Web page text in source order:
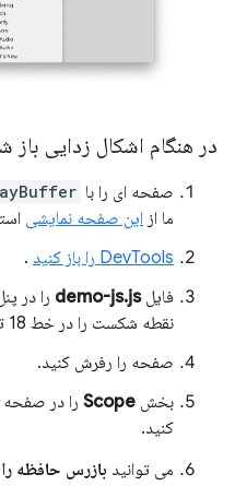
در هنگام اشکال زدایی باز
صفحه ای را با JavaScript
ما از این صفحه نمایشی
DevTools را باز کنید
.
فایلdemo-js.js را در
نقطه شکست را در خط 18 تنظیم کنید.
صفحه را رفرش کنید.
بخش Scope را در صفحه
کنید.
می توانید بازرس حافظه را